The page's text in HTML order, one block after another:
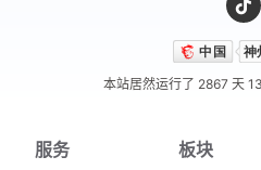
本站居然运行了 2867 天
服务 板块